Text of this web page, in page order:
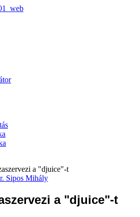
a "djuice"-t
Sipos Mihály
a "djuice"-t